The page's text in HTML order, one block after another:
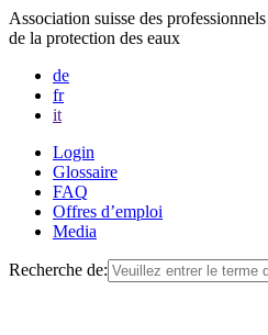
Association suisse des professionnels
de la protection des eaux
de
fr
it
Login
Glossaire
FAQ
Offres d’emploi
Media
Recherche de: